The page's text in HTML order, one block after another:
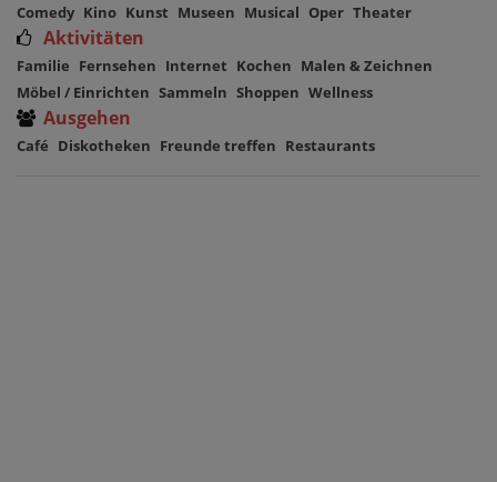
Comedy Kino Kunst Museen Musical Oper Theater
Aktivitäten
Familie Fernsehen Internet Kochen Malen & Zeichnen
Möbel / Einrichten Sammeln Shoppen Wellness
Ausgehen
Café Diskotheken Freunde treffen Restaurants